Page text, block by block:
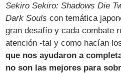
Sekiro Sekiro: Shadows Die
Dark Souls con temática
gran desafío y cada combate
atención -tal y como hacían
que nos ayudaron a
no son las mejores para